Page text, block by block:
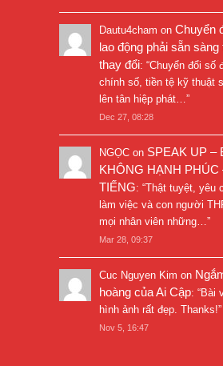
Dautu4cham on Chuyển
lao động phải sẵn
thay đổi: “Chuyển đổi số
chính số, tiền tệ kỹ thuật
lên tân hiệp phát… ”
Dec 27, 08:28
NGỌC on SPEAK UP –
KHÔNG HẠNH PHÚC
TIẾNG: “Thật tuyệt, yêu
làm việc và con người
mọi nhân viên những… ”
Mar 28, 09:37
Cuc Nguyen Kim on
hoàng của Ai Cập: “Bài
hình ảnh rất đẹp. Thanks!”
Nov 5, 16:47